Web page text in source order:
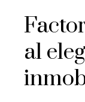
al